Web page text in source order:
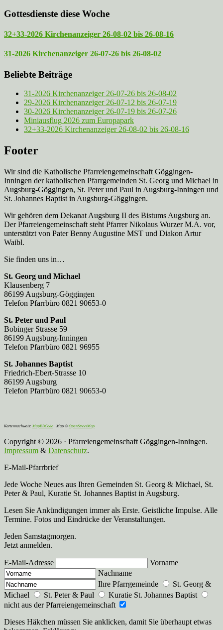
Gottesdienste diese Woche
32+33-2026 Kirchenanzeiger 26-08-02 bis 26-08-16
31-2026 Kirchenanzeiger 26-07-26 bis 26-08-02
Beliebte Beiträge
31-2026 Kirchenanzeiger 26-07-26 bis 26-08-02
29-2026 Kirchenanzeiger 26-07-12 bis 26-07-19
30-2026 Kirchenanzeiger 26-07-19 bis 26-07-26
Miniausflug 2026 zum Europapark
32+33-2026 Kirchenanzeiger 26-08-02 bis 26-08-16
Footer
Wir sind die Katholische Pfarreien­gemeinschaft Göggingen-
Inningen der katholischen Pfarrgemeinden St. Georg und Michael in
Augsburg-Göggingen, St. Peter und Paul in Augsburg-Inningen und
St. Johannes Baptist in Augsburg-Göggingen.
Wir gehören dem Dekanat Augsburg II des Bistums Augsburg an.
Der Pfarreien­gemeinschaft steht Pfarrer Nikolaus Wurzer M.A. vor,
unterstützt von Pater Benny Augustine MST und Diakon Artur
Waibl.
Sie finden uns in…
St. Georg und Michael
Klausenberg 7
86199 Augsburg-Göggingen
Telefon Pfarrbüro 0821 90653-0
St. Peter und Paul
Bobinger Strasse 59
86199 Augsburg-Inningen
Telefon Pfarrbüro 0821 96955
St. Johannes Baptist
Friedrich-Ebert-Strasse 10
86199 Augsburg
Telefon Pfarrbüro 0821 90653-0
Kartennachweis: MapBBCode | Map © OpenStreetMap
Copyright © 2026 · Pfarreiengemeinschaft Göggingen-Inningen.
Impressum & Datenschutz.
E-Mail-Pfarrbrief
Jede Woche Neues aus Ihren Gemeinden St. Georg & Michael, St.
Peter & Paul, Kuratie St. Johannes Baptist in Augsburg.
Lesen Sie Ankündigungen immer als Erste. Geistliche Impulse. Alle
Termine. Fotos und Eindrücke der Veranstaltungen.
Jeden Samstagmorgen.
Jetzt anmelden.
E-Mail-Adresse
Vorname
Nachname
Ihre Pfarrgemeinde
St. Georg &
Michael
St. Peter & Paul
Kuratie St. Johannes Baptist
nicht aus der Pfarreiengemeinschaft
Dieses Häkchen müssen Sie anklicken, damit Sie überhaupt etwas